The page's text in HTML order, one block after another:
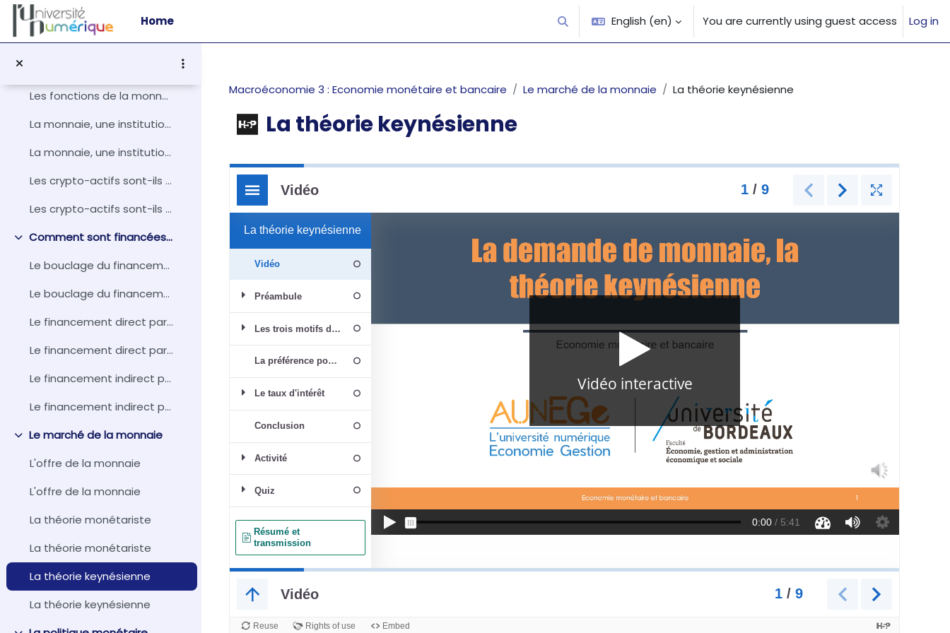
Skip to main content
Home
Toggle search input
English ‎(en)‎ You are currently using guest access Log in
Bibliographie
Collapse
Qu'est-ce que la monnaie ?
Les fonctions de la monnaie
La monnaie, une institution au service de l’économie
La monnaie, une institution au service de l'économie
Les crypto-actifs sont-ils de la monnaie ?
Les crypto-actifs sont-ils de la monnaie ?
Collapse
Comment sont financées les économies contemporaines ?
Le bouclage du financement de l'économie
Le bouclage du financement des économies
Le financement direct par les marchés de capitaux
Le financement direct par les marchés de capitaux
Le financement indirect par les intermédiaires financiers
Le financement indirect par les intermédiaires financiers
Collapse
Le marché de la monnaie
L'offre de la monnaie
L'offre de la monnaie
La théorie monétariste
La théorie monétariste
La théorie keynésienne
La théorie keynésienne
Macroéconomie 3 : Economie monétaire et bancaire Le marché de la monnaie La théorie keynésienne
La théorie keynésienne